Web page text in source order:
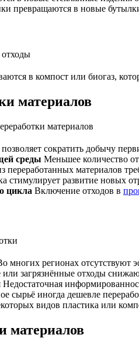
превращаются в новые
в компост или биогаз,
материалов
позволяет сократить добычу
среды Меньшее количество
переработанных материалов
стимулирует развитие новых
цикла Включение отходов в
многих регионах отсутствуют
загрязнённые отходы
Недостаточная
сырьё иногда дешевле
видов пластика или
материалов